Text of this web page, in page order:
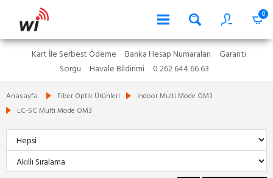
0
Kart İle Serbest Ödeme Banka Hesap Numaraları
Garanti
Sorgu
Havale Bildirimi 0 262 644 66 63
Anasayfa Fiber Optik Ürünleri
Indoor Multi Mode OM3
LC-SC Multi Mode OM3